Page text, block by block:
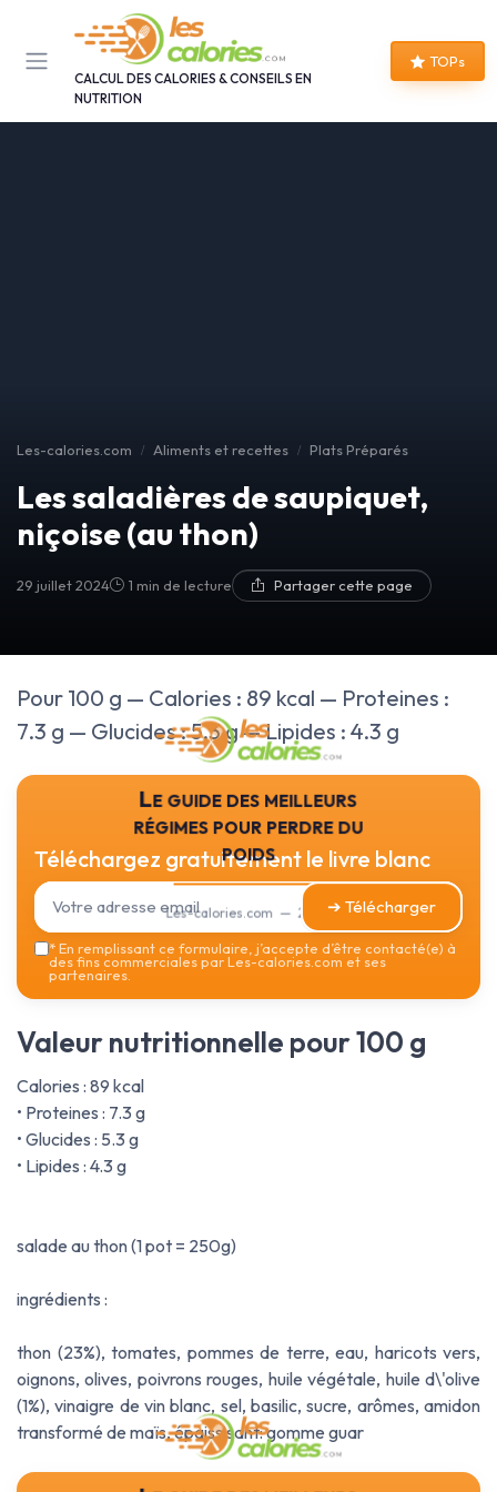
CALCUL DES CALORIES & CONSEILS EN
NUTRITION
TOPs
Les-calories.com Aliments et recettes Plats Préparés
Les saladières de saupiquet,
niçoise (au thon)
29 juillet 2024 1 min de lecture Partager cette page
Pour 100 g — Calories : 89 kcal — Proteines :
7.3 g — Glucides : 5.3 g — Lipides : 4.3 g
Le guide des meilleurs
régimes pour perdre du
poids
Les-calories.com — 2026
Téléchargez gratuitement le livre blanc
➔ Télécharger
*En remplissant ce formulaire, j’accepte d’être contacté(e) à
des fins commerciales par Les-calories.com et ses
partenaires.
Valeur nutritionnelle pour 100 g
Calories : 89 kcal
• Proteines : 7.3 g
• Glucides : 5.3 g
• Lipides : 4.3 g
salade au thon (1 pot = 250g)
ingrédients :
thon (23%), tomates, pommes de terre, eau, haricots vers,
oignons, olives, poivrons rouges, huile végétale, huile d\'olive
(1%), vinaigre de vin blanc, sel, basilic, sucre, arômes, amidon
transformé de maïs, épaissisant: gomme guar
Panneau de gestion des cookies